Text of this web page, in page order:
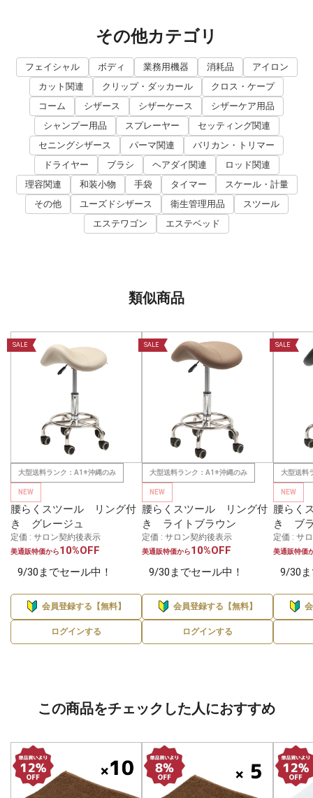
その他カテゴリ
フェイシャル ボディ 業務用機器 消耗品
アイロン
カット関連
クリップ・ダッカール
クロス・ケープ
コーム
シザース シザーケース
シザーケア用品
シャンプー用品
スプレーヤー
セッティング関連
セニングシザース
パーマ関連
バリカン・トリマー
ドライヤー
ブラシ ヘアダイ関連
ロッド関連
理容関連
和装小物 手袋 タイマー
スケール・計量
その他
ユーズドシザース 衛生管理用品
スツール
エステワゴン
エステベッド
類似商品
SALE
大型送料ランク：A1※沖縄のみ
NEW
腰らくスツール リング付
き グレージュ
定価 : サロン契約後表示
美通販特価から10%OFF
9/30までセール中！
会員登録する【無料】
ログインする
SALE
大型送料ランク：A1※沖縄のみ
NEW
腰らくスツール リング付
き ライトブラウン
定価 : サロン契約後表示
美通販特価から10%OFF
9/30までセール中！
会員登録する【無料】
ログインする
SALE
大型送料
NEW
腰らく
き ブ
定価 : サ
美通販特価
9/30
この商品をチェックした人におすすめ